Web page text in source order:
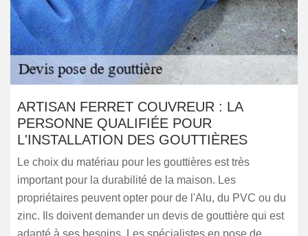
ARTISAN FERRET COUVREUR : LA
PERSONNE QUALIFIÉE POUR
L'INSTALLATION DES GOUTTIÈRES
Le choix du matériau pour les gouttières est très
important pour la durabilité de la maison. Les
propriétaires peuvent opter pour de l'Alu, du PVC ou du
zinc. Ils doivent demander un devis de gouttière qui est
adapté à ses besoins. Les spécialistes en pose de